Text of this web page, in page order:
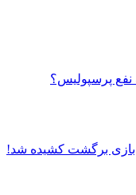
نفع پرسپولیس؟
بازی برگشت کشیده شد!